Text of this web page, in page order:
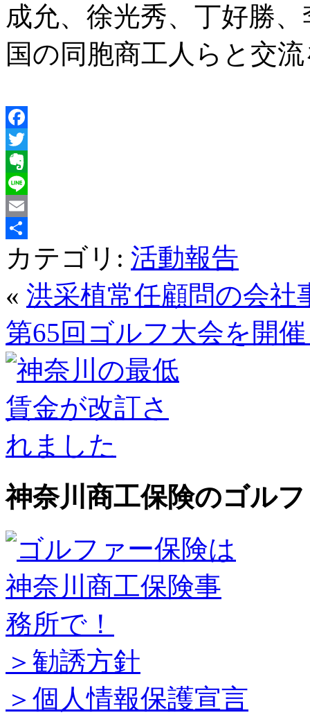
成允、徐光秀、丁好勝
国の同胞商工人らと交
Facebook
Twitter
Evernote
Line
Email
有カテゴリ: 活動報告
« 洪采植常任顧問の会
第65回ゴルフ大会を開
神奈川商工保険のゴル
＞勧誘方針
＞個人情報保護宣言